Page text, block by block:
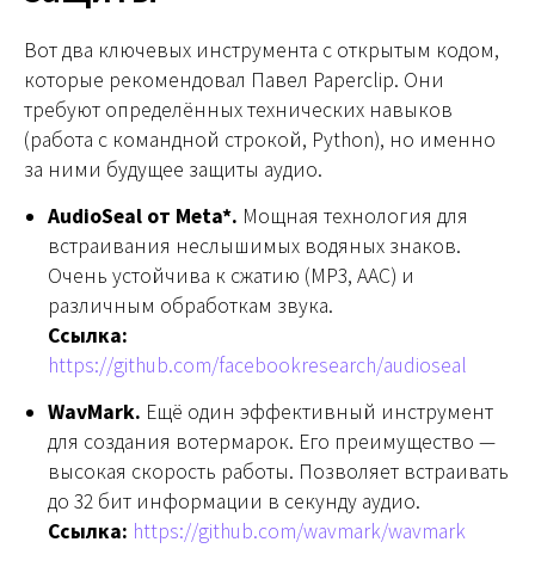
Вот два ключевых инструмента с открытым кодом,
которые рекомендовал Павел Paperclip. Они
требуют определённых технических навыков
(работа с командной строкой, Python), но именно
за ними будущее защиты аудио.
AudioSeal от Meta*. Мощная технология для
встраивания неслышимых водяных знаков.
Очень устойчива к сжатию (MP3, AAC) и
различным обработкам звука.
Ссылка:
https://github.com/facebookresearch/audioseal
WavMark. Ещё один эффективный инструмент
для создания вотермарок. Его преимущество —
высокая скорость работы. Позволяет встраивать
до 32 бит информации в секунду аудио.
Ссылка: https://github.com/wavmark/wavmark